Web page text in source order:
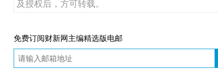
及授权后，方可转载。
免费订阅财新网主编精选版电邮